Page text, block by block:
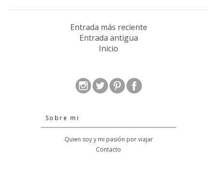
Viaje
Entrada más reciente
Entrada antigua
Inicio
Sobre mi
Quien soy y mi pasión por viajar
Contacto